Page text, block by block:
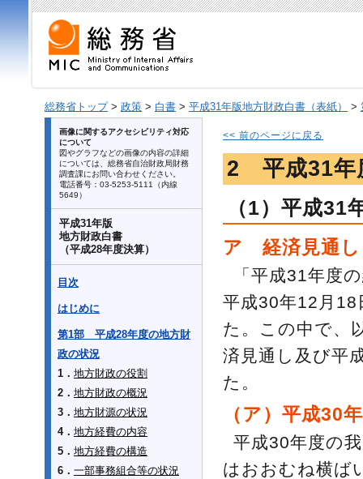
総務省トップ> 政策 > 白書 > 平成31年版地方財政白書（表紙） >
画像に関するアクセシビリティ対応
について
図やグラフなどの画像の内容の詳細
については、総務省自治財政局財務
調査課にお問い合わせください。
電話番号：03-5253-5111（内線
5649）
平成31年版
地方財政白書
（平成28年度決算）
目次
はじめに
第1部 平成28年度の地方財
政の状況
1． 地方財政の役割
2． 地方財政の概況
3． 地方財源の状況
4． 地方経費の内容
5． 地方経費の構造
6． 一部事務組合等の状況
<< 前のページに戻る
2 平成31年
（1）平成31
ア 経済見通し
「平成31年度
平成30年12月18
た。この中で、
済見通し及び平
た。
（ア）平成30
平成30年度の
はおおむね横ば